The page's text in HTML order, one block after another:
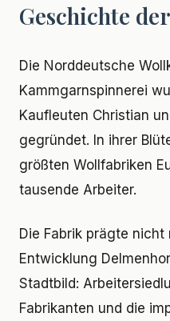
Geschichte
Die Norddeutsche
Kammgarnspinnerei
Kaufleuten Christian
gegründet. In ihrer
größten Wollfabriken
tausende Arbeiter.
Die Fabrik prägte
Entwicklung
Stadtbild:
Fabrikanten und die